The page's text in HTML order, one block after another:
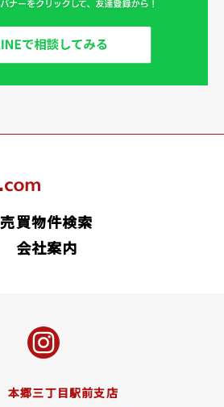
売買物件検索
会社案内
本郷三丁目駅前支店